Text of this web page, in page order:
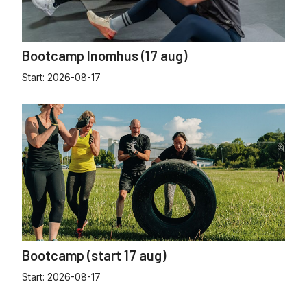
Bootcamp Inomhus (17 aug)
Start: 2026-08-17
Bootcamp (start 17 aug)
Start: 2026-08-17